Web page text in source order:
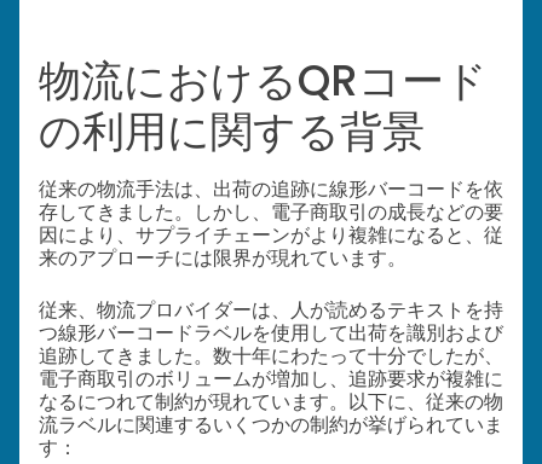
物流におけるQRコード
の利用に関する背景
従来の物流手法は、出荷の追跡に線形バーコードを依
存してきました。しかし、電子商取引の成長などの要
因により、サプライチェーンがより複雑になると、従
来のアプローチには限界が現れています。
従来、物流プロバイダーは、人が読めるテキストを持
つ線形バーコードラベルを使用して出荷を識別および
追跡してきました。数十年にわたって十分でしたが、
電子商取引のボリュームが増加し、追跡要求が複雑に
なるにつれて制約が現れています。以下に、従来の物
流ラベルに関連するいくつかの制約が挙げられていま
す：